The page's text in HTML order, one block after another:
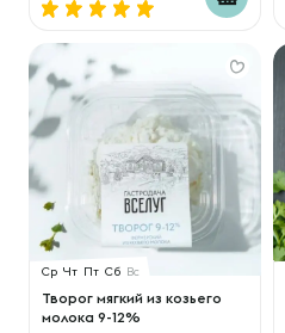
Ср Чт Пт Сб Вс
Творог мягкий из козьего
молока 9-12%